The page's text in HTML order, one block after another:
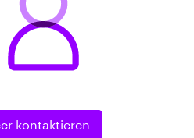
kontaktieren